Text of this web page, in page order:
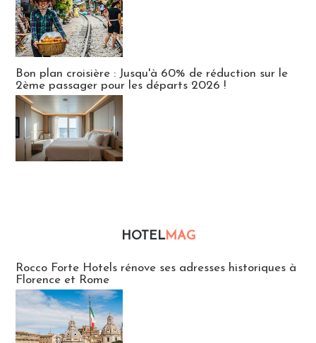
Bon plan croisière : Jusqu'à 60% de réduction sur le
2ème passager pour les départs 2026 !
HOTELMAG
Rocco Forte Hotels rénove ses adresses historiques à
Florence et Rome